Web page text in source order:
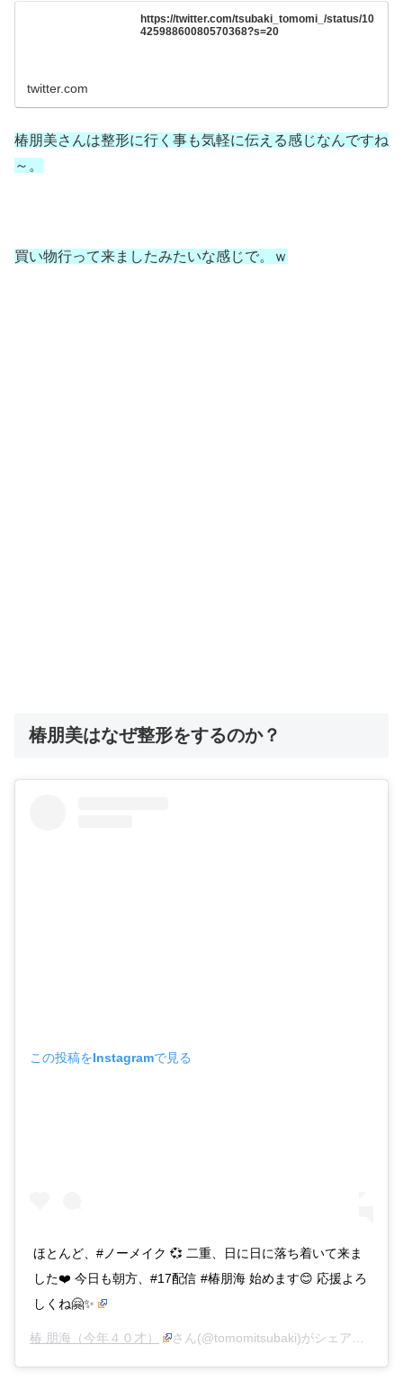
https://twitter.com/tsubaki_tomomi_/status/10
42598860080570368?s=20
twitter.com
椿朋美さんは整形に行く事も気軽に伝える感じなんですね
～。
買い物行って来ましたみたいな感じで。ｗ
椿朋美はなぜ整形をするのか？
この投稿をInstagramで見る
ほとんど、#ノーメイク 💞 二重、日に日に落ち着いて来ま
した❤️ 今日も朝方、#17配信 #椿朋海 始めます😊 応援よろ
しくね🤗✨
椿 朋海（今年４０才） さん(@tomomitsubaki)がシェアした投稿 –